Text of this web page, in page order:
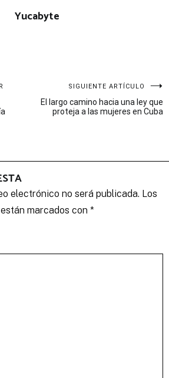
Yucabyte
SIGUIENTE ARTÍCULO
El largo camino hacia una ley que
proteja a las mujeres en Cuba
electrónico no será publicada. Los
marcados con *